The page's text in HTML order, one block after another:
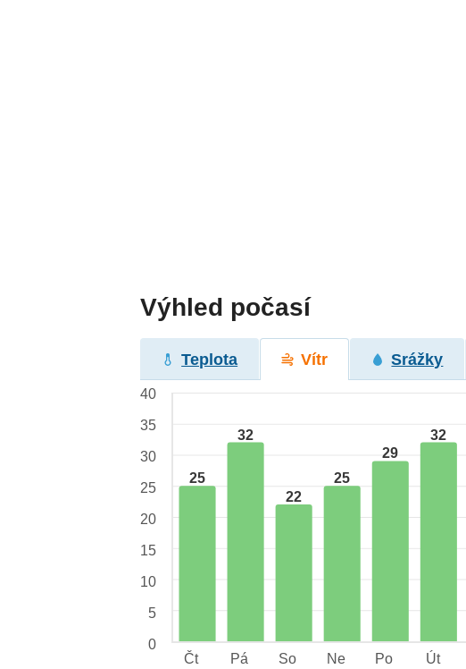
Výhled počasí
Teplota Vítr Srážky
25
32
22
25
29
32
40
35
30
25
20
15
10
5
0
Čt
Pá So Ne Po Út